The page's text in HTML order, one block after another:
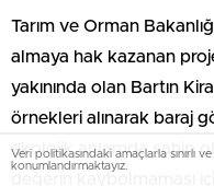
Tarım ve Orman
almaya hak kazanan
yakınında olan Bartın
örnekleri alınarak baraj
ekolojik anlamda sahip
Veri politikasındaki amaçlarla sınırlı
konumlandırmaktayız.